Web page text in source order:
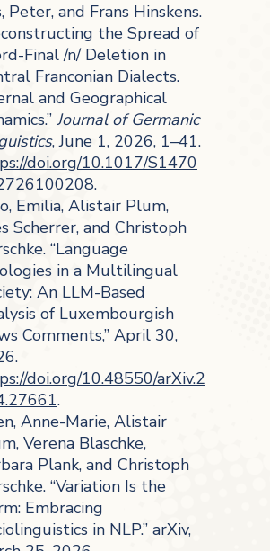
Peter, and Frans Hinskens.
the Spread of
Final /n/ Deletion in
Franconian Dialects.
and Geographical
Journal of Germanic
, June 1, 2026, 1–41.
doi.org/10.1017/S1470
.
Emilia, Alistair Plum,
Scherrer, and Christoph
“Language
in a Multilingual
An LLM-Based
of Luxembourgish
Comments,” April 30,
doi.org/10.48550/arXiv.2
.
Anne-Marie, Alistair
Verena Blaschke,
Plank, and Christoph
“Variation Is the
Embracing
in NLP.” arXiv,